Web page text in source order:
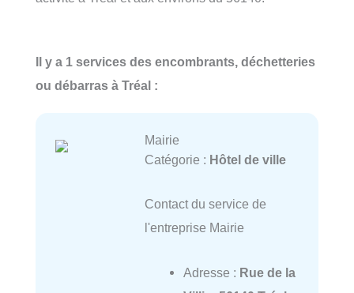
Il y a 1 services des encombrants, déchetteries
ou débarras à Tréal :
Mairie
Catégorie : Hôtel de ville
Contact du service de
l'entreprise Mairie
Adresse : Rue de la